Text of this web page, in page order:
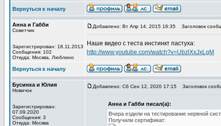
Вернуться к началу
Анна и Габби
Советчик
Зарегистрирован: 18.11.2013
Сообщения: 102
Откуда: Москва, Люблино
Добавлено: Вт Апр 14, 2015 16:35 Заголовок
Наше видео с теста инстинкт пастуха:
http://www.youtube.com/watch?v=UbzlXxJxLgM
Вернуться к началу
Бусинка и Юлия
Новичок
Зарегистрирован:
07.09.2020
Сообщения: 3
Откуда: Москва
Добавлено: Сб Сен 12, 2020 17:15 Заголовок
Анна и Габби писал(а):
Вчера ездили на тестирование нервной
Получили сертификат: